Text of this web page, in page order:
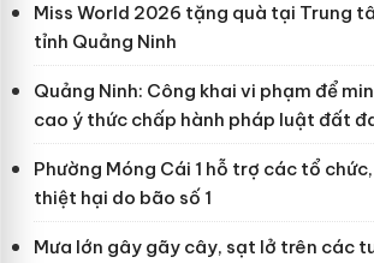
Miss World 2026 tặng quà tại Trung
tỉnh Quảng Ninh
Quảng Ninh: Công khai vi phạm để
cao ý thức chấp hành pháp luật đất
Phường Móng Cái 1 hỗ trợ các tổ
thiệt hại do bão số 1
Mưa lớn gây gãy cây, sạt lở trên các